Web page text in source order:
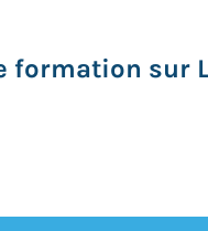
formation sur